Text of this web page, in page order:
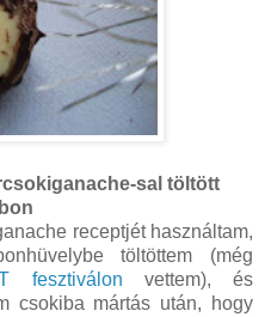
sal töltött
receptjét használtam,
töltöttem (még
fesztiválon vettem), és
csokiba mártás után, hogy